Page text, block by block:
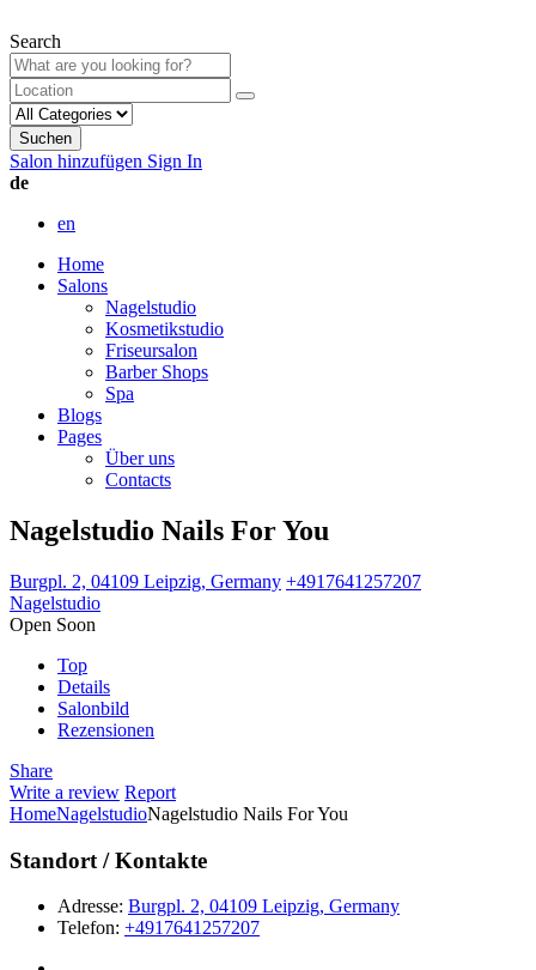
Search
Suchen
Salon hinzufügen Sign In
de
en
Home
Salons
Nagelstudio
Kosmetikstudio
Friseursalon
Barber Shops
Spa
Blogs
Pages
Über uns
Contacts
Nagelstudio Nails For You
Burgpl. 2, 04109 Leipzig, Germany +4917641257207
Nagelstudio
Open Soon
Top
Details
Salonbild
Rezensionen
Share
Write a review Report
HomeNagelstudioNagelstudio Nails For You
Standort / Kontakte
Adresse: Burgpl. 2, 04109 Leipzig, Germany
Telefon: +4917641257207